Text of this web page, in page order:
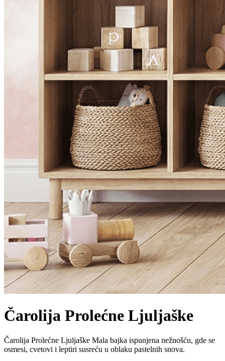
Čarolija Prolećne Ljuljaške
Čarolija Prolećne Ljuljaške Mala bajka ispunjena nežnošću, gde se
osmesi, cvetovi i leptiri susreću u oblaku pastelnih snova.